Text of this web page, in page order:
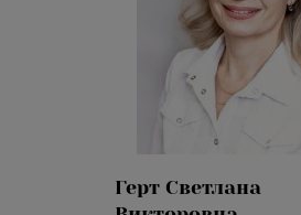
Герт Светлана